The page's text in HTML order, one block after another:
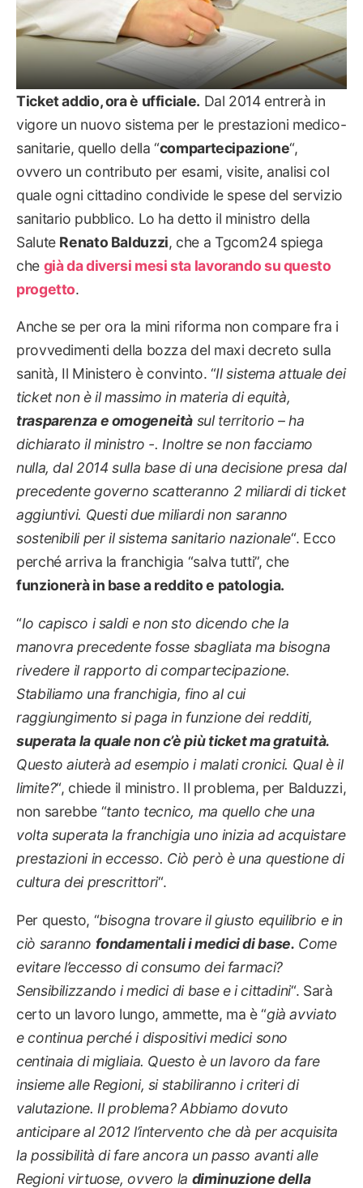
Ticket addio, ora è ufficiale. Dal 2014 entrerà in
vigore un nuovo sistema per le prestazioni medico-
sanitarie, quello della “compartecipazione“,
ovvero un contributo per esami, visite, analisi col
quale ogni cittadino condivide le spese del servizio
sanitario pubblico. Lo ha detto il ministro della
Salute Renato Balduzzi, che a Tgcom24 spiega
che già da diversi mesi sta lavorando su questo
progetto.
Anche se per ora la mini riforma non compare fra i
provvedimenti della bozza del maxi decreto sulla
sanità, Il Ministero è convinto. “Il sistema attuale dei
ticket non è il massimo in materia di equità,
trasparenza e omogeneità sul territorio – ha
dichiarato il ministro -. Inoltre se non facciamo
nulla, dal 2014 sulla base di una decisione presa dal
precedente governo scatteranno 2 miliardi di ticket
aggiuntivi. Questi due miliardi non saranno
sostenibili per il sistema sanitario nazionale“. Ecco
perché arriva la franchigia “salva tutti”, che
funzionerà in base a reddito e patologia.
“Io capisco i saldi e non sto dicendo che la
manovra precedente fosse sbagliata ma bisogna
rivedere il rapporto di compartecipazione.
Stabiliamo una franchigia, fino al cui
raggiungimento si paga in funzione dei redditi,
superata la quale non c’è più ticket ma gratuità.
Questo aiuterà ad esempio i malati cronici. Qual è il
limite?“, chiede il ministro. Il problema, per Balduzzi,
non sarebbe “tanto tecnico, ma quello che una
volta superata la franchigia uno inizia ad acquistare
prestazioni in eccesso. Ciò però è una questione di
cultura dei prescrittori“.
Per questo, “bisogna trovare il giusto equilibrio e in
ciò saranno fondamentali i medici di base. Come
evitare l’eccesso di consumo dei farmaci?
Sensibilizzando i medici di base e i cittadini“. Sarà
certo un lavoro lungo, ammette, ma è “già avviato
e continua perché i dispositivi medici sono
centinaia di migliaia. Questo è un lavoro da fare
insieme alle Regioni, si stabiliranno i criteri di
valutazione. Il problema? Abbiamo dovuto
anticipare al 2012 l’intervento che dà per acquisita
la possibilità di fare ancora un passo avanti alle
Regioni virtuose, ovvero la diminuzione della